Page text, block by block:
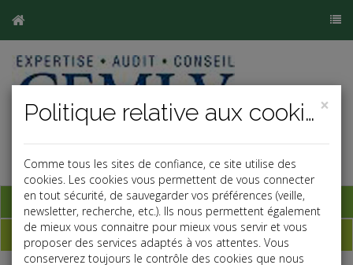
Base documentaire
Qui sommes-nous ?
×
Politique relative aux cookies
Comme tous les sites de confiance, ce site utilise des
cookies. Les cookies vous permettent de vous connecter
en tout sécurité, de sauvegarder vos préférences (veille,
newsletter, recherche, etc.). Ils nous permettent également
de mieux vous connaitre pour mieux vous servir et vous
proposer des services adaptés à vos attentes. Vous
conserverez toujours le contrôle des cookies que nous